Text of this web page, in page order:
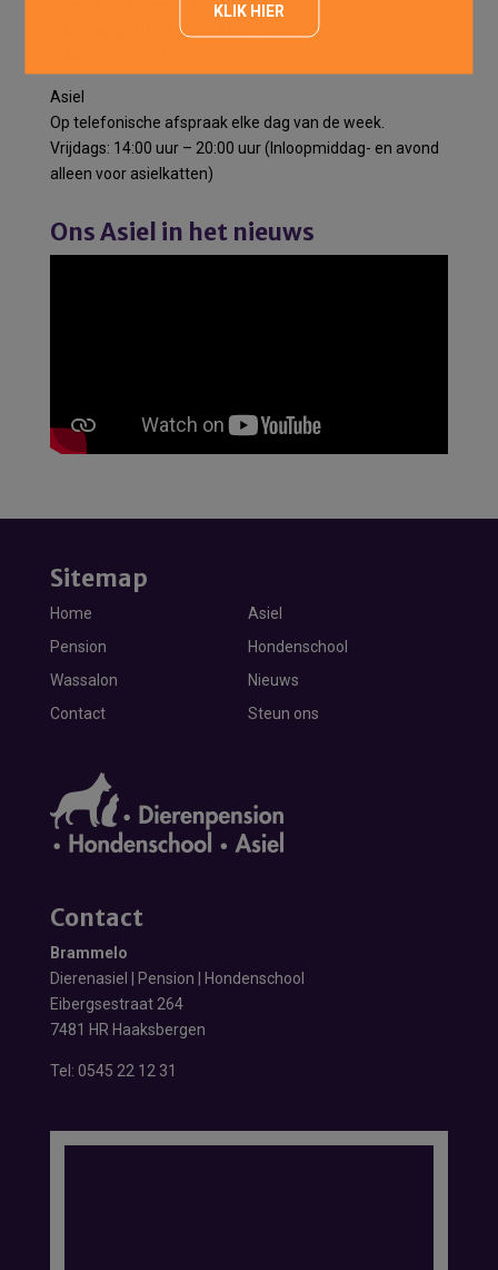
’s Morgens: 10:00 uur -12:00 uur
Asiel
Op telefonische afspraak elke dag van de week.
Vrijdags: 14:00 uur – 20:00 uur (Inloopmiddag- en avond
alleen voor asielkatten)
Ons Asiel in het nieuws
KLIK HIER
Sitemap
Home
Asiel
Pension
Hondenschool
Wassalon
Nieuws
Contact
Steun ons
Contact
Brammelo
Dierenasiel | Pension | Hondenschool
Eibergsestraat 264
7481 HR Haaksbergen
Tel: 0545 22 12 31